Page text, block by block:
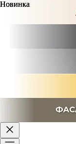
Новинка
Новинка
Новинка